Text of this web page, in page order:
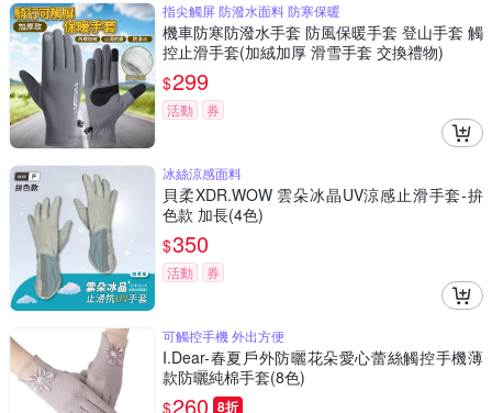
指尖觸屏 防潑水面料 防寒保暖
機車防寒防潑水手套 防風保暖手套 登山手套 觸
控止滑手套(加絨加厚 滑雪手套 交換禮物)
$299
活動 券
冰絲涼感面料
貝柔XDR.WOW 雲朵冰晶UV涼感止滑手套-拚
色款 加長(4色)
$350
活動 券
可觸控手機 外出方便
I.Dear-春夏戶外防曬花朵愛心蕾絲觸控手機薄
款防曬純棉手套(8色)
$260 8折